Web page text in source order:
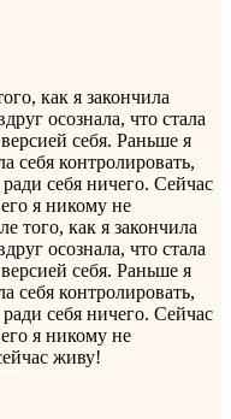
как я закончила
осознала, что стала
себя. Раньше я
себя контролировать,
себя ничего. Сейчас
я никому не
того, как я закончила
осознала, что стала
себя. Раньше я
себя контролировать,
себя ничего. Сейчас
я никому не
живу!